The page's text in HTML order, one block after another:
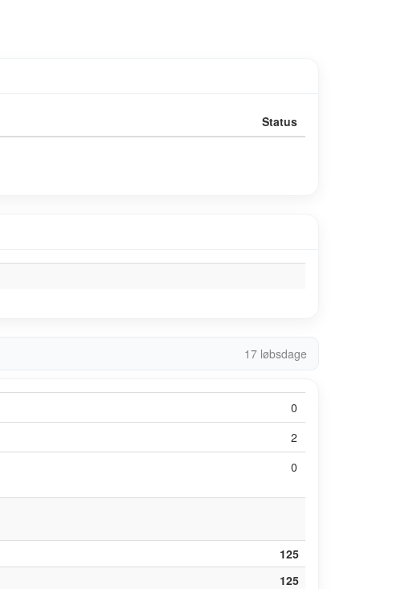
Status
17 løbsdage
0
2
0
125
125